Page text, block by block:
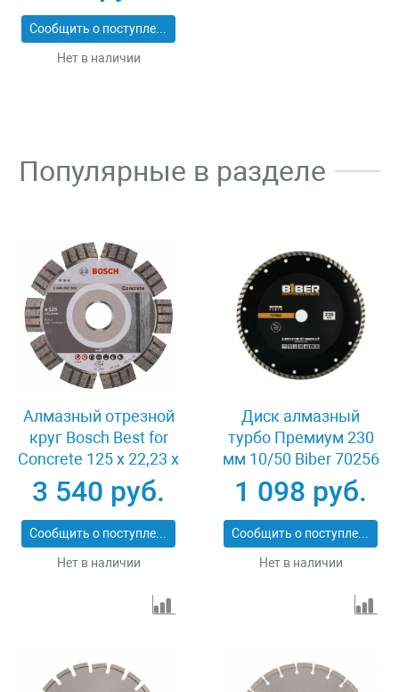
Сообщить о поступлении
Нет в наличии
Популярные в разделе
Алмазный отрезной
круг Bosch Best for
Concrete 125 x 22,23 x
2,2 x 12 mm
3 540 руб.
Сообщить о поступлении
Нет в наличии
Диск алмазный
турбо Премиум 230
мм 10/50 Biber 70256
1 098 руб.
Сообщить о поступлении
Нет в наличии